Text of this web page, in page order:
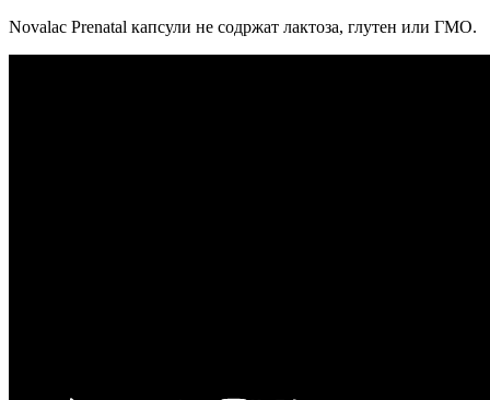
Novalac Prenatal капсули не содржат лактоза, глутен или ГМО.